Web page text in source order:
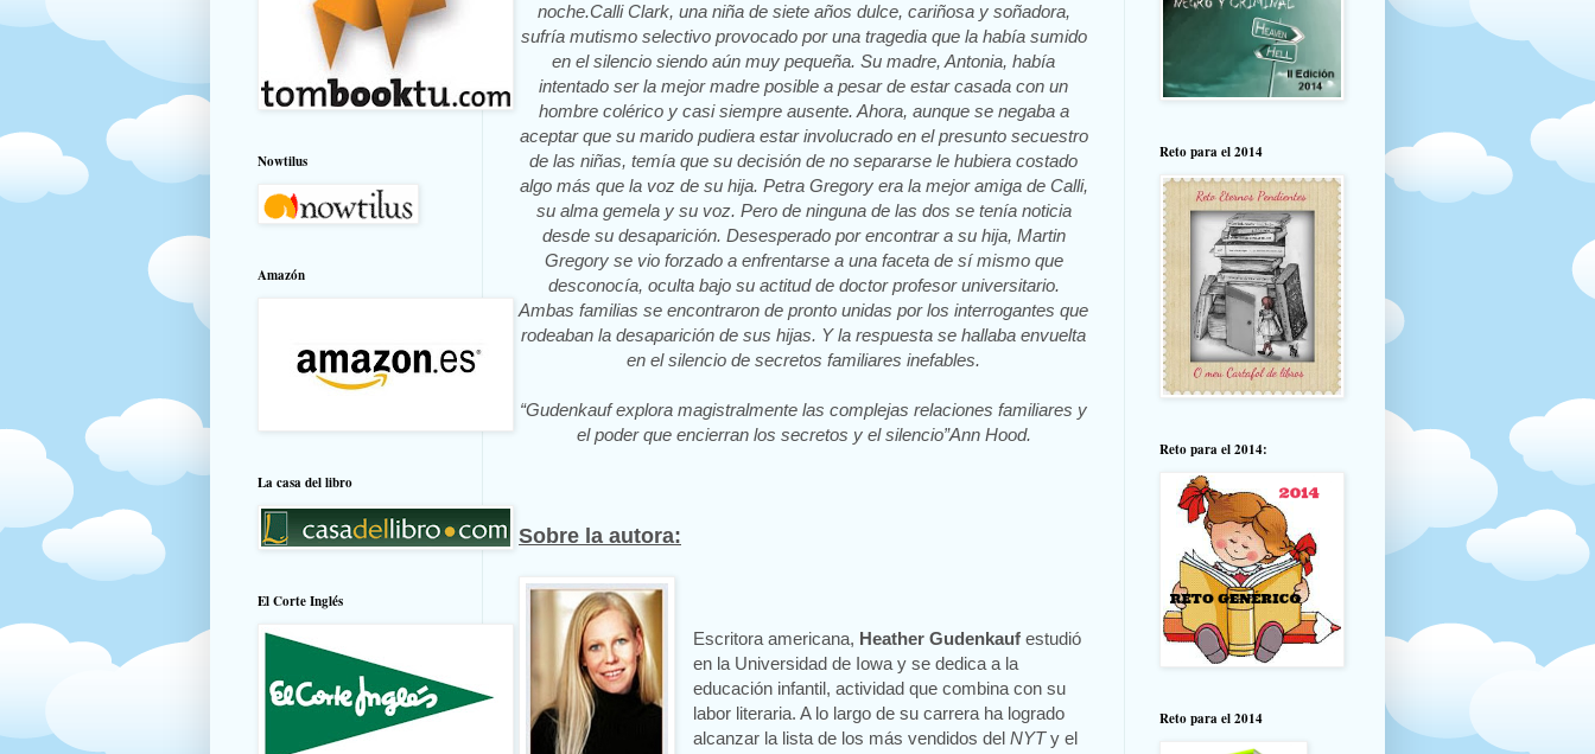
noche.Calli Clark, una niña de siete años dulce, cariñosa y soñadora,
sufría mutismo selectivo provocado por una tragedia que la había sumido
en el silencio siendo aún muy pequeña. Su madre, Antonia, había
intentado ser la mejor madre posible a pesar de estar casada con un
hombre colérico y casi siempre ausente. Ahora, aunque se negaba a
aceptar que su marido pudiera estar involucrado en el presunto secuestro
de las niñas, temía que su decisión de no separarse le hubiera costado
algo más que la voz de su hija. Petra Gregory era la mejor amiga de Calli,
su alma gemela y su voz. Pero de ninguna de las dos se tenía noticia
desde su desaparición. Desesperado por encontrar a su hija, Martin
Gregory se vio forzado a enfrentarse a una faceta de sí mismo que
desconocía, oculta bajo su actitud de doctor profesor universitario.
Ambas familias se encontraron de pronto unidas por los interrogantes que
rodeaban la desaparición de sus hijas. Y la respuesta se hallaba envuelta
en el silencio de secretos familiares inefables.
“Gudenkauf explora magistralmente las complejas relaciones familiares y
el poder que encierran los secretos y el silencio”Ann Hood.
Sobre la autora:
Escritora americana, Heather Gudenkauf estudió
en la Universidad de Iowa y se dedica a la
educación infantil, actividad que combina con su
labor literaria. A lo largo de su carrera ha logrado
alcanzar la lista de los más vendidos delNYTy el
Nowtilus
Amazón
La casa del libro
El Corte Inglés
Reto para el 2014
Reto para el 2014:
Reto para el 2014